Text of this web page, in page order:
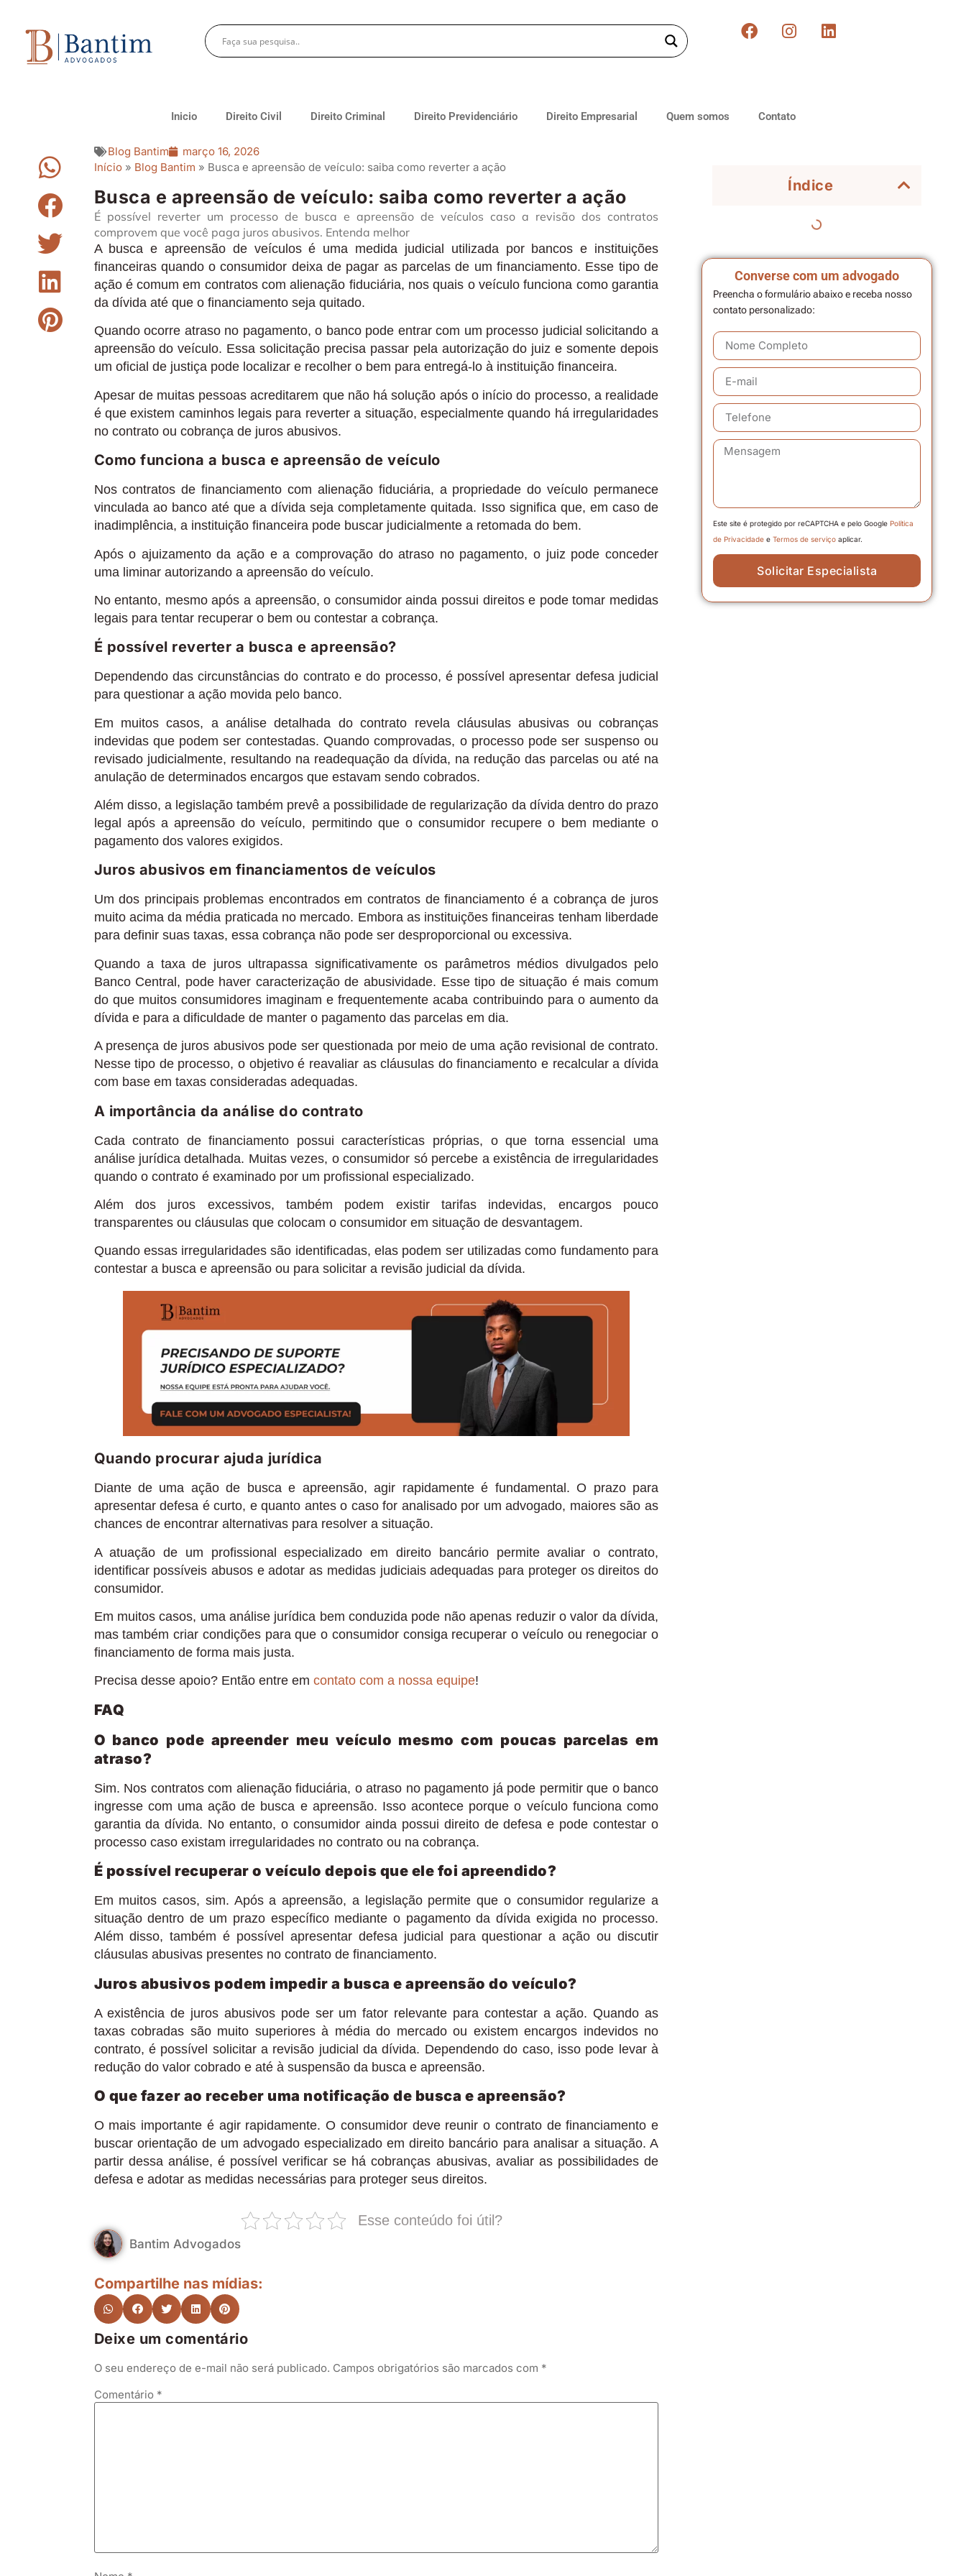
Inicio Direito Civil Direito Criminal Direito Previdenciário Direito Empresarial Quem somos Contato
Blog Bantim
março 16, 2026
Início» Blog Bantim » Busca e apreensão de veículo: saiba como reverter a ação
Busca e apreensão de veículo: saiba como reverter a ação
É possível reverter um processo de busca e apreensão de veículos caso a revisão dos contratos
comprovem que você paga juros abusivos. Entenda melhor
A busca e apreensão de veículos é uma medida judicial utilizada por bancos e instituições
financeiras quando o consumidor deixa de pagar as parcelas de um financiamento. Esse tipo de
ação é comum em contratos com alienação fiduciária, nos quais o veículo funciona como garantia
da dívida até que o financiamento seja quitado.
Quando ocorre atraso no pagamento, o banco pode entrar com um processo judicial solicitando a
apreensão do veículo. Essa solicitação precisa passar pela autorização do juiz e somente depois
um oficial de justiça pode localizar e recolher o bem para entregá-lo à instituição financeira.
Apesar de muitas pessoas acreditarem que não há solução após o início do processo, a realidade
é que existem caminhos legais para reverter a situação, especialmente quando há irregularidades
no contrato ou cobrança de juros abusivos.
Como funciona a busca e apreensão de veículo
Nos contratos de financiamento com alienação fiduciária, a propriedade do veículo permanece
vinculada ao banco até que a dívida seja completamente quitada. Isso significa que, em caso de
inadimplência, a instituição financeira pode buscar judicialmente a retomada do bem.
Após o ajuizamento da ação e a comprovação do atraso no pagamento, o juiz pode conceder
uma liminar autorizando a apreensão do veículo.
No entanto, mesmo após a apreensão, o consumidor ainda possui direitos e pode tomar medidas
legais para tentar recuperar o bem ou contestar a cobrança.
É possível reverter a busca e apreensão?
Dependendo das circunstâncias do contrato e do processo, é possível apresentar defesa judicial
para questionar a ação movida pelo banco.
Em muitos casos, a análise detalhada do contrato revela cláusulas abusivas ou cobranças
indevidas que podem ser contestadas. Quando comprovadas, o processo pode ser suspenso ou
revisado judicialmente, resultando na readequação da dívida, na redução das parcelas ou até na
anulação de determinados encargos que estavam sendo cobrados.
Além disso, a legislação também prevê a possibilidade de regularização da dívida dentro do prazo
legal após a apreensão do veículo, permitindo que o consumidor recupere o bem mediante o
pagamento dos valores exigidos.
Juros abusivos em financiamentos de veículos
Um dos principais problemas encontrados em contratos de financiamento é a cobrança de juros
muito acima da média praticada no mercado. Embora as instituições financeiras tenham liberdade
para definir suas taxas, essa cobrança não pode ser desproporcional ou excessiva.
Quando a taxa de juros ultrapassa significativamente os parâmetros médios divulgados pelo
Banco Central, pode haver caracterização de abusividade. Esse tipo de situação é mais comum
do que muitos consumidores imaginam e frequentemente acaba contribuindo para o aumento da
dívida e para a dificuldade de manter o pagamento das parcelas em dia.
A presença de juros abusivos pode ser questionada por meio de uma ação revisional de contrato.
Nesse tipo de processo, o objetivo é reavaliar as cláusulas do financiamento e recalcular a dívida
com base em taxas consideradas adequadas.
A importância da análise do contrato
Cada contrato de financiamento possui características próprias, o que torna essencial uma
análise jurídica detalhada. Muitas vezes, o consumidor só percebe a existência de irregularidades
quando o contrato é examinado por um profissional especializado.
Além dos juros excessivos, também podem existir tarifas indevidas, encargos pouco
transparentes ou cláusulas que colocam o consumidor em situação de desvantagem.
Quando essas irregularidades são identificadas, elas podem ser utilizadas como fundamento para
contestar a busca e apreensão ou para solicitar a revisão judicial da dívida.
Quando procurar ajuda jurídica
Diante de uma ação de busca e apreensão, agir rapidamente é fundamental. O prazo para
apresentar defesa é curto, e quanto antes o caso for analisado por um advogado, maiores são as
chances de encontrar alternativas para resolver a situação.
A atuação de um profissional especializado em direito bancário permite avaliar o contrato,
identificar possíveis abusos e adotar as medidas judiciais adequadas para proteger os direitos do
consumidor.
Em muitos casos, uma análise jurídica bem conduzida pode não apenas reduzir o valor da dívida,
mas também criar condições para que o consumidor consiga recuperar o veículo ou renegociar o
financiamento de forma mais justa.
Precisa desse apoio? Então entre em contato com a nossa equipe!
FAQ
O banco pode apreender meu veículo mesmo com poucas parcelas em
atraso?
Sim. Nos contratos com alienação fiduciária, o atraso no pagamento já pode permitir que o banco
ingresse com uma ação de busca e apreensão. Isso acontece porque o veículo funciona como
garantia da dívida. No entanto, o consumidor ainda possui direito de defesa e pode contestar o
processo caso existam irregularidades no contrato ou na cobrança.
É possível recuperar o veículo depois que ele foi apreendido?
Em muitos casos, sim. Após a apreensão, a legislação permite que o consumidor regularize a
situação dentro de um prazo específico mediante o pagamento da dívida exigida no processo.
Além disso, também é possível apresentar defesa judicial para questionar a ação ou discutir
cláusulas abusivas presentes no contrato de financiamento.
Juros abusivos podem impedir a busca e apreensão do veículo?
A existência de juros abusivos pode ser um fator relevante para contestar a ação. Quando as
taxas cobradas são muito superiores à média do mercado ou existem encargos indevidos no
contrato, é possível solicitar a revisão judicial da dívida. Dependendo do caso, isso pode levar à
redução do valor cobrado e até à suspensão da busca e apreensão.
O que fazer ao receber uma notificação de busca e apreensão?
O mais importante é agir rapidamente. O consumidor deve reunir o contrato de financiamento e
buscar orientação de um advogado especializado em direito bancário para analisar a situação. A
partir dessa análise, é possível verificar se há cobranças abusivas, avaliar as possibilidades de
defesa e adotar as medidas necessárias para proteger seus direitos.
Esse conteúdo foi útil?
Bantim Advogados
Compartilhe nas mídias:
Deixe um comentário
O seu endereço de e-mail não será publicado. Campos obrigatórios são marcados com *
Comentário *
Índice
Converse com um advogado
Preencha o formulário abaixo e receba nosso
contato personalizado:
Este site é protegido por reCAPTCHA e pelo Google Política
de Privacidade e Termos de serviço aplicar.
Solicitar Especialista